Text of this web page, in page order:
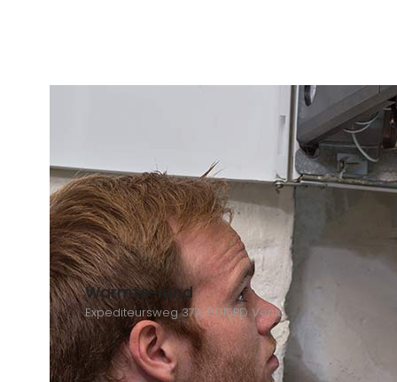
Warmte-land
Expediteursweg 37A, 5915PD Venlo